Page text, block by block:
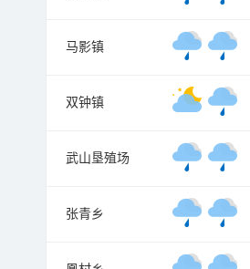
马影镇
双钟镇
武山垦殖场
张青乡